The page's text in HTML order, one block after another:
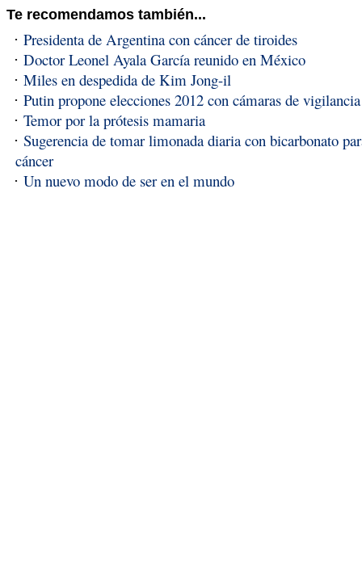
Te recomendamos también...
Presidenta de Argentina con cáncer de tiroides
Doctor Leonel Ayala García reunido en México
Miles en despedida de Kim Jong-il
Putin propone elecciones 2012 con cámaras de
Temor por la prótesis mamaria
Sugerencia de tomar limonada diaria con bicarbonato
cáncer
Un nuevo modo de ser en el mundo